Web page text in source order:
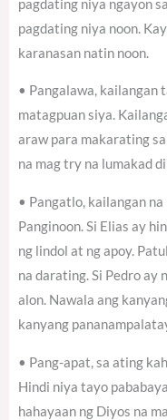
pagdating niya ngayon
pagdating niya noon.
karanasan natin noon.
• Pangalawa, kailangan
matagpuan siya.
araw para makarating
na mag try na lumakad
• Pangatlo, kailangan
Panginoon. Si Elias ay
ng lindol at ng apoy.
na darating. Si Pedro ay
alon. Nawala ang
kanyang
• Pang-apat, sa ating
Hindi niya tayo
hahayaan ng Diyos na